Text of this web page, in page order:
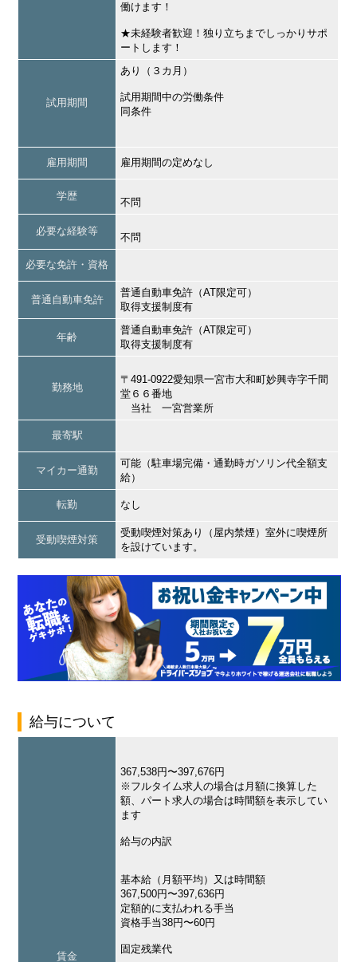
働けます！
★未経験者歓迎！独り立ちまでしっかりサポ
ートします！
試用期間
あり（３カ月）
試用期間中の労働条件
同条件
雇用期間 雇用期間の定めなし
学歴
不問
必要な経験等
不問
必要な免許・資格
普通自動車免許
普通自動車免許（AT限定可）
取得支援制度有
年齢
普通自動車免許（AT限定可）
取得支援制度有
勤務地
〒491-0922愛知県一宮市大和町妙興寺字千間
堂６６番地
当社 一宮営業所
最寄駅
マイカー通勤
可能（駐車場完備・通勤時ガソリン代全額支
給）
転勤 なし
受動喫煙対策
受動喫煙対策あり（屋内禁煙）室外に喫煙所
を設けています。
給与について
賃金
367,538円〜397,676円
※フルタイム求人の場合は月額に換算した
額、パート求人の場合は時間額を表示してい
ます
給与の内訳
基本給（月額平均）又は時間額
367,500円〜397,636円
定額的に支払われる手当
資格手当38円〜60円
固定残業代